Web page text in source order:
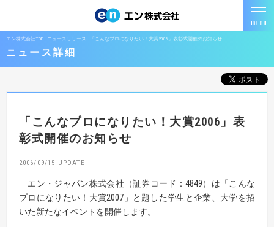
エン株式会社TOP ニュースリリース 「こんなプロになりたい！大賞2006」表彰式開催のお知らせ
ニュース詳細
「こんなプロになりたい！大賞2006」表
彰式開催のお知らせ
2006/09/15
エン・ジャパン株式会社（証券コード：4849）は「こんな
プロになりたい！大賞2007」と題した学生と企業、大学を招
いた新たなイベントを開催します。